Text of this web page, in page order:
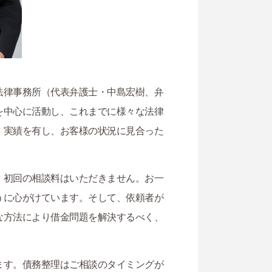
事務所（代表弁護士・中島宏樹、弁
心に活動し、これまでに様々な法律
績を有し、お客様の状況に見合った
回の相談料はいただきません。お一
心がけています。そして、依頼者が
法により借金問題を解決するべく、
。債務整理はご相談のタイミングが